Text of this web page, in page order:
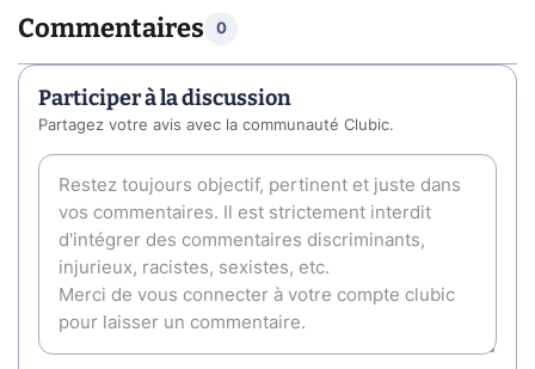
Commentaires 0
Participer à la discussion
Partagez votre avis avec la communauté Clubic.